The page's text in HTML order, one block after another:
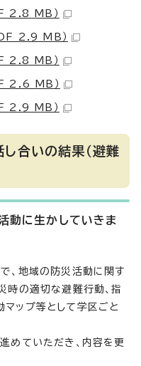
2.8 MB）
2.9 MB）
2.8 MB）
2.6 MB）
2.9 MB）
合いの結果（避難
動に生かしていきま
、地域の防災活動に関す
時の適切な避難行動、指
ップ等として学区ごと
めていただき、内容を更